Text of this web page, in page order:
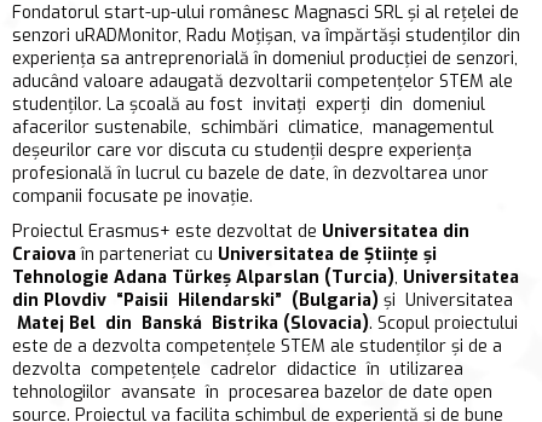
Fondatorul start-up-ului românesc Magnasci SRL și al rețelei de
senzori uRADMonitor, Radu Moțișan, va împărtăși studenților din
experiența sa antreprenorială în domeniul producției de senzori,
aducând valoare adaugată dezvoltarii competențelor STEM ale
studenților. La școală au fost invitați experți din domeniul
afacerilor sustenabile, schimbări climatice, managementul
deșeurilor care vor discuta cu studenții despre experiența
profesională în lucrul cu bazele de date, în dezvoltarea unor
companii focusate pe inovație.
Proiectul Erasmus+ este dezvoltat de Universitatea din
Craiovaîn parteneriat cu Universitatea de Științe și
Tehnologie Adana Türkeş Alparslan (Turcia), Universitatea
din Plovdiv “Paisii Hilendarski” (Bulgaria) și Universitatea
Matej Bel din Banská Bistrika (Slovacia). Scopul proiectului
este de a dezvolta competențele STEM ale studenților și de a
dezvolta competențele cadrelor didactice în utilizarea
tehnologiilor avansate în procesarea bazelor de date open
source. Proiectul va facilita schimbul de experiență și de bune